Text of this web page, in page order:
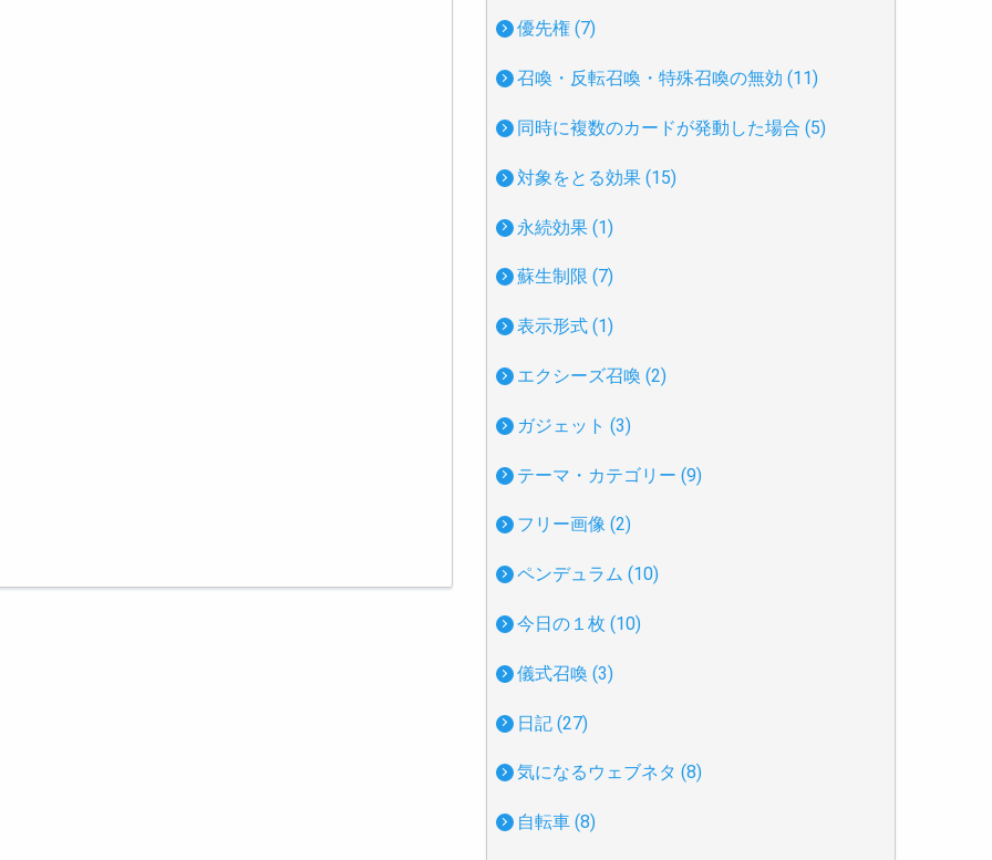
優先権 (7)
召喚・反転召喚・特殊召喚の無効 (11)
同時に複数のカードが発動した場合 (5)
対象をとる効果 (15)
永続効果 (1)
蘇生制限 (7)
表示形式 (1)
エクシーズ召喚 (2)
ガジェット (3)
テーマ・カテゴリー (9)
フリー画像 (2)
ペンデュラム (10)
今日の１枚 (10)
儀式召喚 (3)
日記 (27)
気になるウェブネタ (8)
自転車 (8)